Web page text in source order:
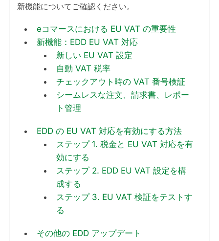
新機能についてご確認ください。
eコマースにおける EU VAT の重要性
新機能：EDD EU VAT 対応
新しい EU VAT 設定
自動 VAT 税率
チェックアウト時の VAT 番号検証
シームレスな注文、請求書、レポー
ト管理
EDD の EU VAT 対応を有効にする方法
ステップ 1. 税金と EU VAT 対応を有
効にする
ステップ 2. EDD EU VAT 設定を構
成する
ステップ 3. EU VAT 検証をテストす
る
その他の EDD アップデート